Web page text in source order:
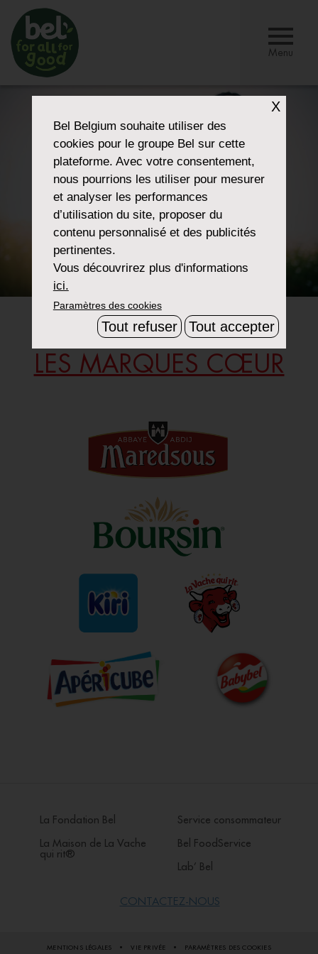
Menu
LES MARQUES CŒUR
La Fondation Bel Service consommateur
La Maison de La Vache
qui rit®
Bel FoodService
Lab’ Bel
CONTACTEZ-NOUS
MENTIONS LÉGALES VIE PRIVÉE PARAMÈTRES DES COOKIES
X
Bel Belgium souhaite utiliser des
cookies pour le groupe Bel sur cette
plateforme. Avec votre consentement,
nous pourrions les utiliser pour mesurer
et analyser les performances
d’utilisation du site, proposer du
contenu personnalisé et des publicités
pertinentes.
Vous découvrirez plus d'informations
ici.
Paramètres des cookies
Tout refuser Tout accepter